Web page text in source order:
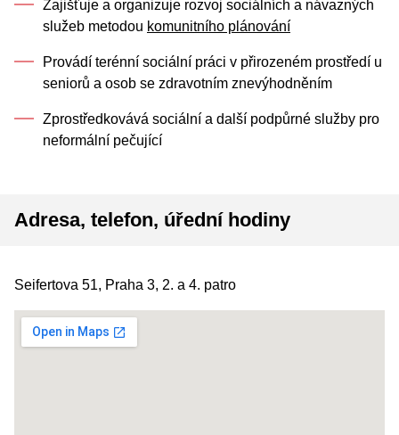
Zajišťuje a organizuje rozvoj sociálních a návazných
služeb metodou komunitního plánování
Provádí terénní sociální práci v přirozeném prostředí u
seniorů a osob se zdravotním znevýhodněním
Zprostředkovává sociální a další podpůrné služby pro
neformální pečující
Adresa, telefon, úřední hodiny
Seifertova 51, Praha 3, 2. a 4. patro